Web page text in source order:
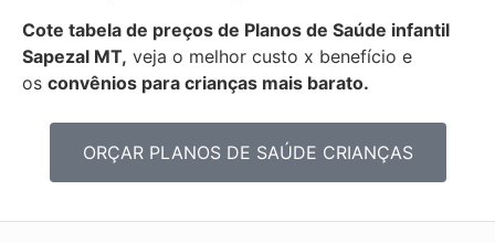
Cote tabela de preços de Planos de Saúde infantil
Sapezal MT, veja o melhor custo x benefício e
os convênios para crianças mais barato.
ORÇAR PLANOS DE SAÚDE CRIANÇAS